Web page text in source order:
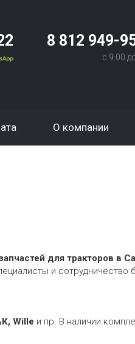
8 812 949-
с 9.00
О компании
для тракторов в
и
Wille и пр. В наличии